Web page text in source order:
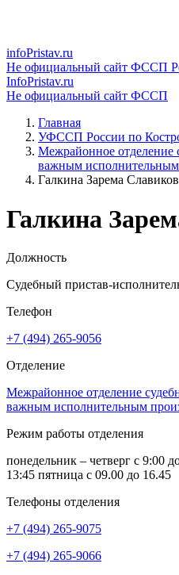
infoPristav.ru
Не официальный сайт ФССП
InfoPristav.ru
Не официальный сайт ФССП
Главная
УФССП России по
Межрайонное отделение
важным исполнительным
Галкина Зарема
Галкина
Должность
Судебный пристав-
Телефон
+7 (494) 265-9056
Отделение
Межрайонное отделение
важным исполнительным
Режим работы отделения
понедельник – четверг с 9:00
13:45 пятница с 09.00 до 16.45
Телефоны отделения
+7 (494) 265-9075
+7 (494) 265-9066